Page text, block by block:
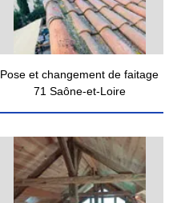
Pose et changement de faitage
71 Saône-et-Loire